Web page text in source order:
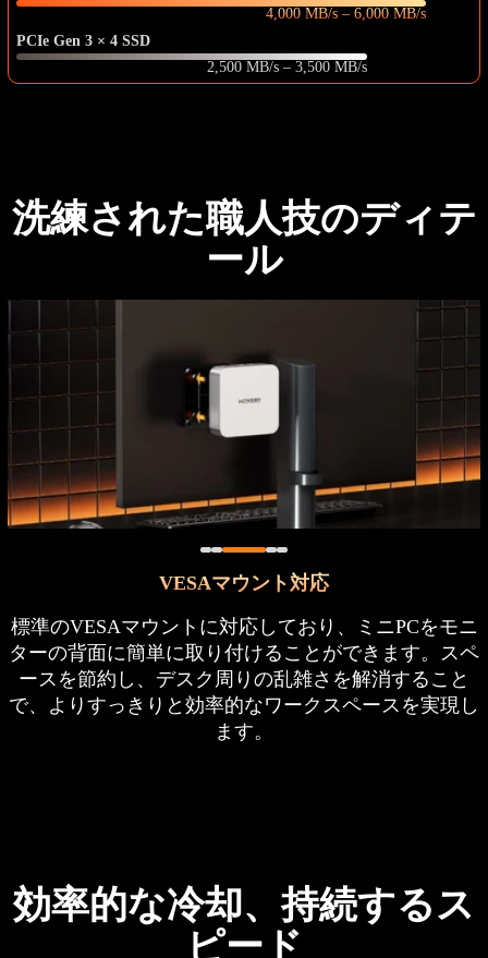
4,000 MB/s – 6,000 MB/s
PCIe Gen 3 × 4 SSD
2,500 MB/s – 3,500 MB/s
洗練された職人技のディテ
ール
VESAマウント対応
標準のVESAマウントに対応しており、ミニPCをモニ
ターの背面に簡単に取り付けることができます。スペ
ースを節約し、デスク周りの乱雑さを解消すること
で、よりすっきりと効率的なワークスペースを実現し
ます。
効率的な冷却、持続するス
ピード